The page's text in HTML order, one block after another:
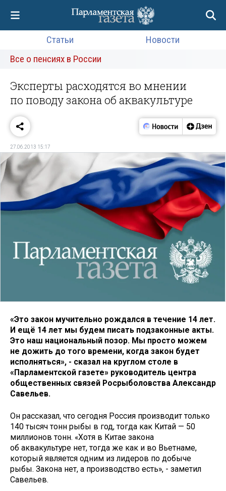
Статьи
Новости
Все о пенсиях в России
Эксперты расходятся во мнении
по поводу закона об аквакультуре
27.06.2013 15:17
«Это закон мучительно рождался в течение 14 лет.
И ещё 14 лет мы будем писать подзаконные акты.
Это наш национальный позор. Мы просто можем
не дожить до того времени, когда закон будет
исполняться», - сказал на круглом столе в
«Парламентской газете» руководитель центра
общественных связей Росрыболовства Александр
Савельев.
Он рассказал, что сегодня Россия производит только
140 тысяч тонн рыбы в год, тогда как Китай — 50
миллионов тонн. «Хотя в Китае закона
об аквакультуре нет, тогда же как и во Вьетнаме,
который является одним из лидеров по добыче
рыбы. Закона нет, а производство есть», - заметил
Савельев.